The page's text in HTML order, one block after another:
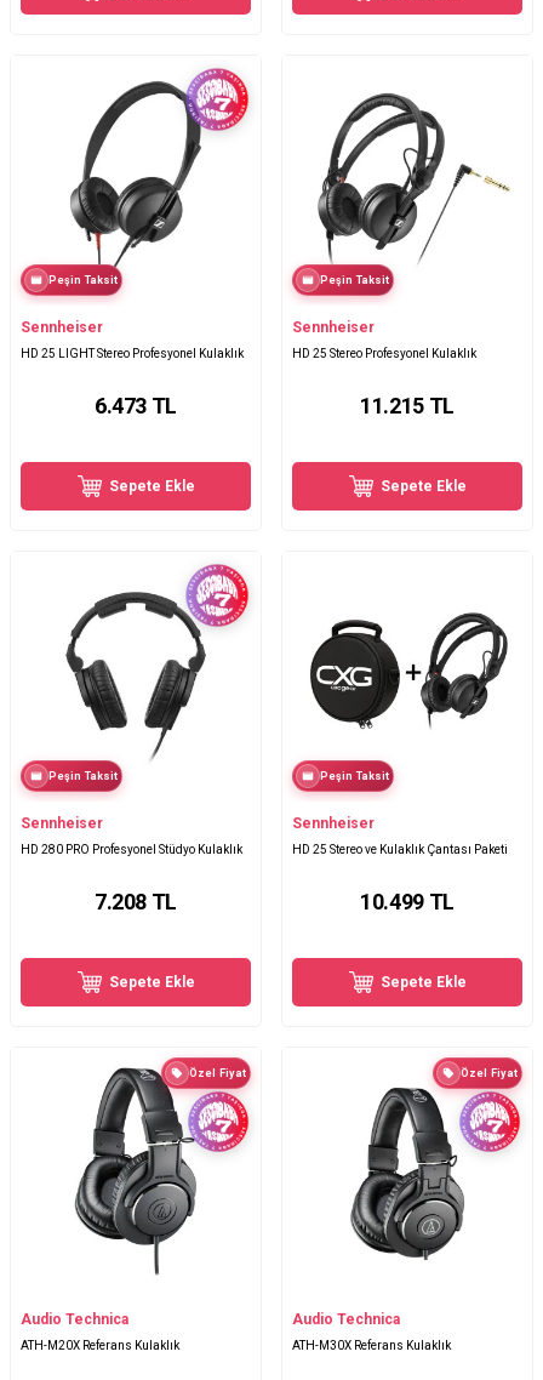
Peşin Taksit
Sennheiser
HD 25 LIGHT Stereo Profesyonel Kulaklık
6.473 TL
Sepete Ekle
Peşin Taksit
Sennheiser
HD 25 Stereo Profesyonel Kulaklık
11.215TL
Sepete Ekle
Peşin Taksit
Sennheiser
HD 280 PRO Profesyonel Stüdyo Kulaklık
7.208 TL
Sepete Ekle
Peşin Taksit
Sennheiser
HD 25 Stereo ve Kulaklık Çantası Paketi
10.499TL
Sepete Ekle
Özel Fiyat
Audio Technica
ATH-M20X Referans Kulaklık
Özel Fiyat
Audio Technica
ATH-M30X Referans Kulaklık